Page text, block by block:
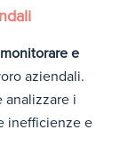
monitorare e
aziendali.
analizzare i
inefficienze e